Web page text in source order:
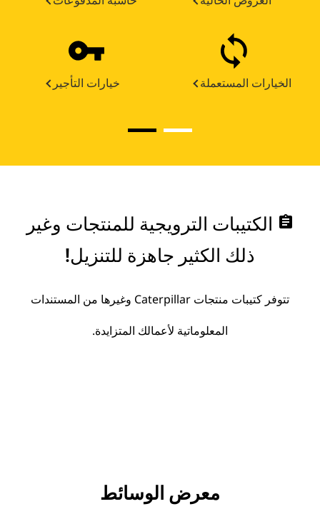
خيارات التأجير الخيارات المستعملة
assignment الكتيبات الترويجية للمنتجات وغير
ذلك الكثير جاهزة للتنزيل!
تتوفر كتيبات منتجات Caterpillar وغيرها من المستندات
المعلوماتية لأعمالك المتزايدة.
معرض الوسائط